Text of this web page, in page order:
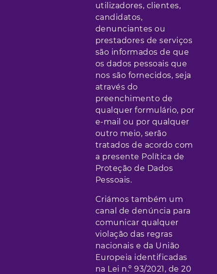
utilizadores, clientes,
candidatos,
denunciantes ou
prestadores de serviços
são informados de que
os dados pessoais que
nos são fornecidos, seja
através do
preenchimento de
qualquer formulário, por
e-mail ou por qualquer
outro meio, serão
tratados de acordo com
a presente Política de
Proteção de Dados
Pessoais.
Criámos também um
canal de denúncia para
comunicar qualquer
violação das regras
nacionais e da União
Europeia identificadas
na Lei n.º 93/2021, de 20